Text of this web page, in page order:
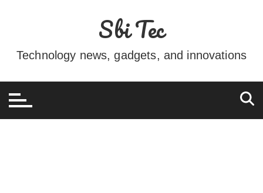
conteúdo
Sbi Tec
Technology news, gadgets, and innovations